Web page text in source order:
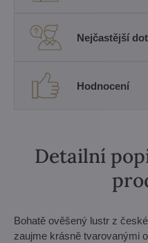
Nejčastější
Hodnocení
Detailní
Bohatě ověšený lustr z
zaujme krásně tvarovanými